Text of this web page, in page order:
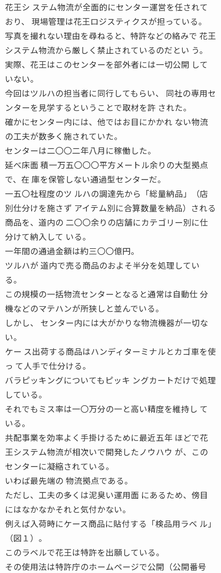
花王シ ステム物流が全面的にセンター運営を任されて
おり、 現場管理は花王ロジスティクスが担っている。
写真を撮れない理由を尋ねると、特許などの絡みで 花王
システム物流から厳しく禁止されているのだとい う。
実際、花王はこのセンターを部外者には一切公開 して
いない。
今回はツルハの担当者に同行してもらい、 同社の専用セ
ンターを見学するということで取材を許 された。
確かにセンター内には、他ではお目にかかれ ない物流
の工夫が数多く施されていた。
センターは二〇〇二年八月に稼働した。
延べ床面 積一万五〇〇〇平方メートル余りの大型拠点
で、在 庫を保管しない通過型センターだ。
一五〇社程度のツ ルハの調達先から「総量納品」（店
別仕分けを施さず アイテム別に合算数量を納品）される
商品を、道内の 二〇〇余りの店舗にカテゴリー別に仕
分けて納入して いる。
一年間の通過金額は約三〇〇億円。
ツルハが 道内で売る商品のおよそ半分を処理してい
る。
この規模の一括物流センターとなると通常は自動仕 分
機などのマテハンが所狭しと並んでいる。
しかし、 センター内には大がかりな物流機器が一切な
い。
ケー ス出荷する商品はハンディターミナルとカゴ車を使
っ て人手で仕分ける。
バラピッキングについてもピッキ ングカートだけで処理
している。
それでもミス率は一〇万分の一と高い精度を維持し て
いる。
共配事業を効率よく手掛けるために最近五年 ほどで花
王システム物流が相次いで開発したノウハウ が、この
センターに凝縮されている。
いわば最先端の 物流拠点である。
ただし、工夫の多くは泥臭い運用面 にあるため、傍目
にはなかなかそれと気付かない。
例えば入荷時にケース商品に貼付する「検品用ラベ ル」
（図１）。
このラベルで花王は特許を出願している。
その使用法は特許庁のホームページで公開（公開番号